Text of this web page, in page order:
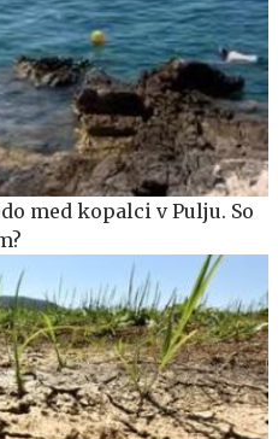
med kopalci v Pulju. So